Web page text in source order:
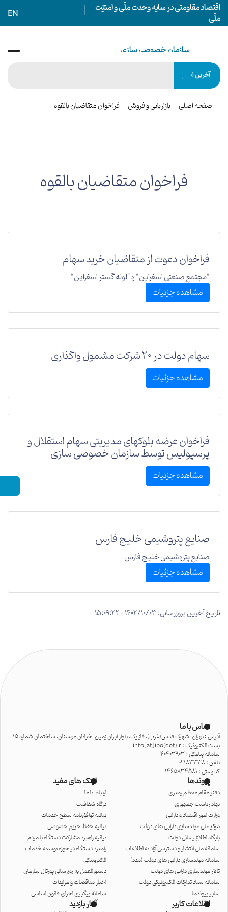
اقتصاد مقاومتی در سایه وحدت ملّی و امنیّت
ملّی
EN
سازمان خصوصی سازی
آخرین اخبار
صفحه اصلی بازاریابی و فروش فراخوان متقاضیان بالقوه
فراخوان متقاضیان بالقوه
فراخوان دعوت از متقاضیان خرید سهام
"مجتمع صنعتی اسفراین" و "لوله گستر اسفراین"
مشاهده جزئیات
سهام دولت در 20 شرکت مشمول واگذاری
مشاهده جزئیات
فراخوان عرضه بلوکهای مدیریتی سهام استقلال و
پرسپولیس توسط سازمان خصوصی سازی
مشاهده جزئیات
صنایع پتروشیمی خلیج فارس
صنایع پتروشیمی خلیج فارس
مشاهده جزئیات
تاریخ آخرین بروزرسانی: 1402/10/03 - 15:09:22
تماس با ما
آدرس : تهران، شهرک قدس(غرب)، فاز یک، بلوار ایران زمین، خیابان مهستان، ساختمان شماره 15
پست الکترونیک : info[at]ipo(dot)ir
سامانه پیامکی : 40403903
تلفن : 02183338
کد پستی : 1465834581
پیوندها
دفتر مقام معظم رهبری
نهاد ریاست جمهوری
وزارت امور اقتصاد و دارایی
مرکز ملی مولدسازی دارایی های دولت
پایگاه اطلاع رسانی دولت
سامانه ملی انتشار و دسترسی آزاد به اطلاعات
سامانه مولدسازی دارایی های دولت (مدد)
تالار مولدسازی دارایی های دولت
سامانه ستاد تدارکات الکترونیکی دولت
سایر پیوندها
لینک های مفید
ارتباط با ما
درگاه شفافیت
بیانیه توافق‌نامه سطح خدمات
بیانیه حفظ حریم خصوصی
بیانیه راهبرد مشارکت دستگاه با مردم
راهبرد دستگاه در حوزه توسعه خدمات
الکترونیکی
دستورالعمل به روزرسانی پورتال سازمان
اخبار مناقصات و مزایدات
سامانه پیگیری اجرای قانون اساسی
اطلاعات کاربر آمار بازدید